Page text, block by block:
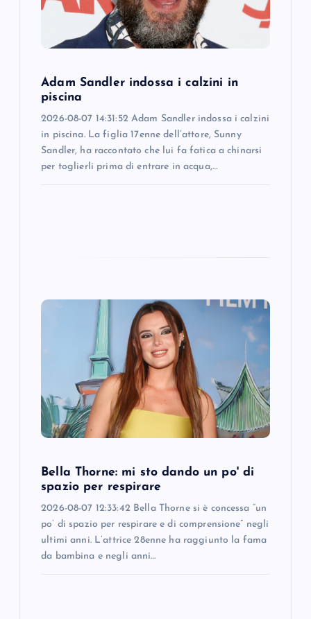
Adam Sandler indossa i calzini in
piscina
2026-08-07 14:31:52 Adam Sandler indossa i calzini
in piscina. La figlia 17enne dell’attore, Sunny
Sandler, ha raccontato che lui fa fatica a chinarsi
per toglierli prima di entrare in acqua,…
Bella Thorne: mi sto dando un po' di
spazio per respirare
2026-08-07 12:33:42 Bella Thorne si è concessa “un
po’ di spazio per respirare e di comprensione” negli
ultimi anni. L’attrice 28enne ha raggiunto la fama
da bambina e negli anni…